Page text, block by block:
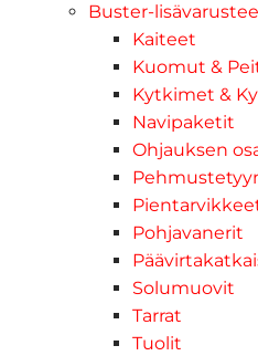
Buster-
Kaiteet
Kuomut &
Kytkimet &
Navipaketit
Ohjauksen
Pohjavanerit
Solumuovit
Tarrat
Tuolit